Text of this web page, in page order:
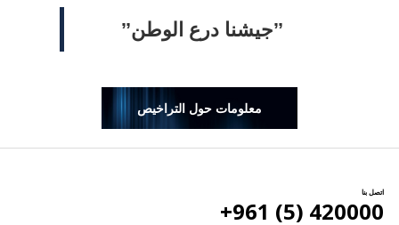
ˮجيشنا درع الوطنˮ
معلومات حول التراخيص
اتصل بنا
420000 (5) 961+